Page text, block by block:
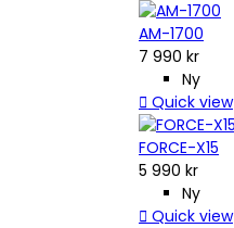
AM-1700
7 990 kr
Ny
 Quick view
FORCE-X15
5 990 kr
Ny
 Quick view